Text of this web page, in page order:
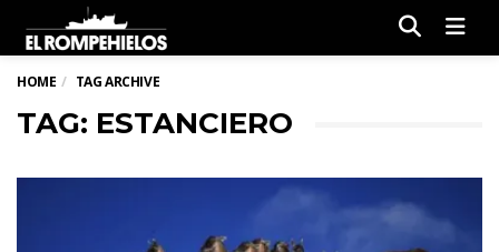
HOME TAG ARCHIVE
TAG: ESTANCIERO